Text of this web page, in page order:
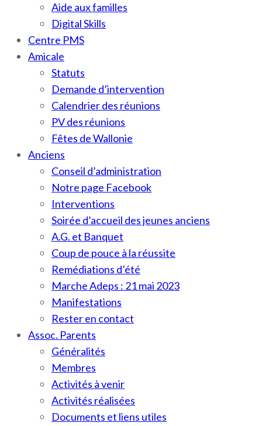
Aide aux familles
Digital Skills
Centre PMS
Amicale
Statuts
Demande d’intervention
Calendrier des réunions
PV des réunions
Fêtes de Wallonie
Anciens
Conseil d’administration
Notre page Facebook
Interventions
Soirée d’accueil des jeunes anciens
A.G. et Banquet
Coup de pouce à la réussite
Remédiations d’été
Marche Adeps : 21 mai 2023
Manifestations
Rester en contact
Assoc. Parents
Généralités
Membres
Activités à venir
Activités réalisées
Documents et liens utiles